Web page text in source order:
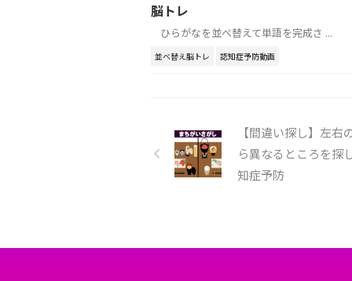
脳トレ
ひらがなを並べ替えて単語を完成さ ...
並べ替え脳トレ 認知症予防動画
【間違い探し】左右
ら異なるところを探
知症予防